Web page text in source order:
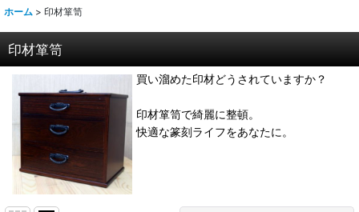
ホーム > 印材箪笥
印材箪笥
買い溜めた印材どうされていますか？
印材箪笥で綺麗に整頓。
快適な篆刻ライフをあなたに。